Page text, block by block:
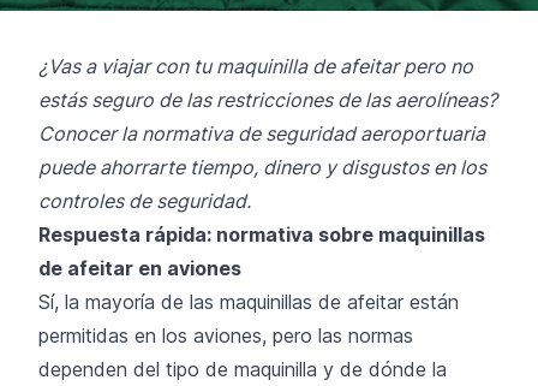
¿Vas a viajar con tu maquinilla de afeitar pero no
estás seguro de las restricciones de las aerolíneas?
Conocer la normativa de seguridad aeroportuaria
puede ahorrarte tiempo, dinero y disgustos en los
controles de seguridad.
Respuesta rápida: normativa sobre maquinillas
de afeitar en aviones
Sí, la mayoría de las maquinillas de afeitar están
permitidas en los aviones, pero las normas
dependen del tipo de maquinilla y de dónde la